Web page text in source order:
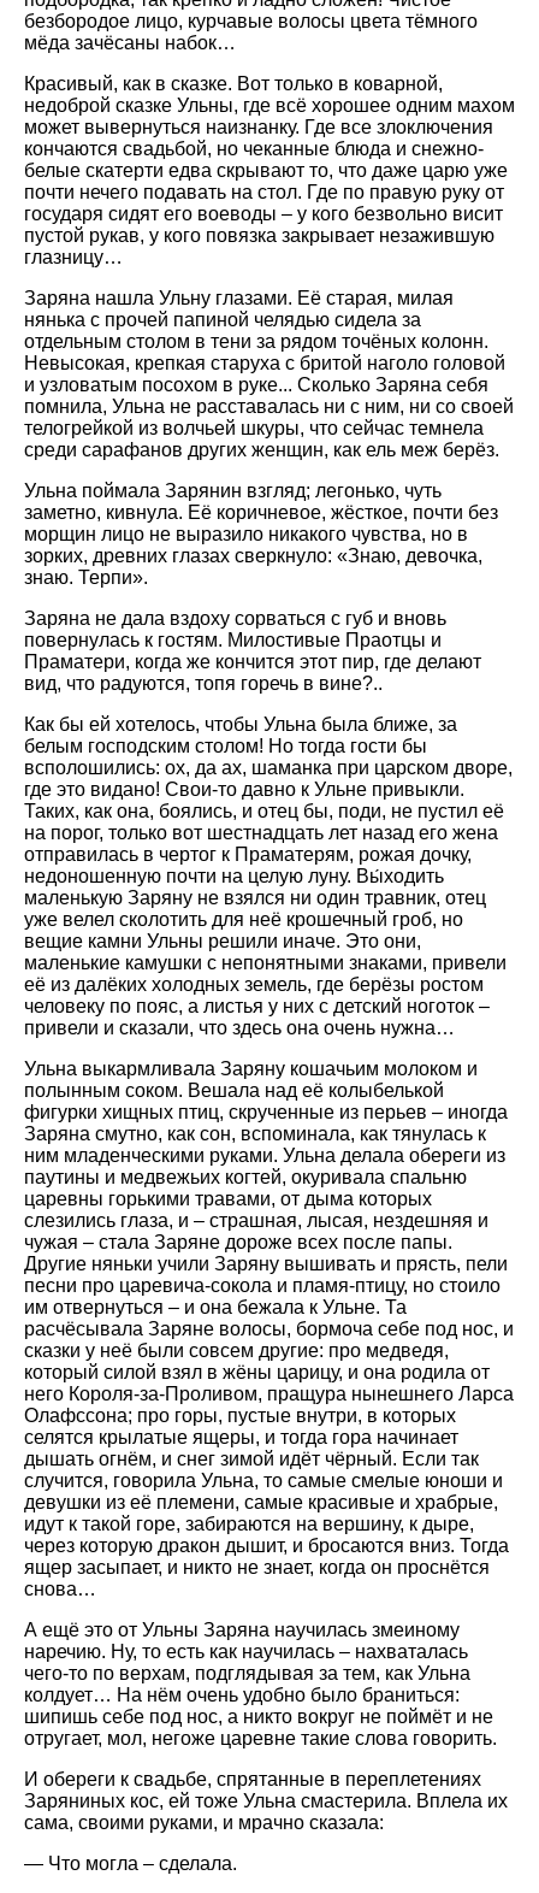
безбородое лицо, курчавые волосы цвета тёмного
мёда зачёсаны набок…
Красивый, как в сказке. Вот только в коварной,
недоброй сказке Ульны, где всё хорошее одним махом
может вывернуться наизнанку. Где все злоключения
кончаются свадьбой, но чеканные блюда и снежно-
белые скатерти едва скрывают то, что даже царю уже
почти нечего подавать на стол. Где по правую руку от
государя сидят его воеводы – у кого безвольно висит
пустой рукав, у кого повязка закрывает незажившую
глазницу…
Заряна нашла Ульну глазами. Её старая, милая
нянька с прочей папиной челядью сидела за
отдельным столом в тени за рядом точёных колонн.
Невысокая, крепкая старуха с бритой наголо головой
и узловатым посохом в руке... Сколько Заряна себя
помнила, Ульна не расставалась ни с ним, ни со своей
телогрейкой из волчьей шкуры, что сейчас темнела
среди сарафанов других женщин, как ель меж берёз.
Ульна поймала Зарянин взгляд; легонько, чуть
заметно, кивнула. Её коричневое, жёсткое, почти без
морщин лицо не выразило никакого чувства, но в
зорких, древних глазах сверкнуло: «Знаю, девочка,
знаю. Терпи».
Заряна не дала вздоху сорваться с губ и вновь
повернулась к гостям. Милостивые Праотцы и
Праматери, когда же кончится этот пир, где делают
вид, что радуются, топя горечь в вине?..
Как бы ей хотелось, чтобы Ульна была ближе, за
белым господским столом! Но тогда гости бы
всполошились: ох, да ах, шаманка при царском дворе,
где это видано! Свои-то давно к Ульне привыкли.
Таких, как она, боялись, и отец бы, поди, не пустил её
на порог, только вот шестнадцать лет назад его жена
отправилась в чертог к Праматерям, рожая дочку,
недоношенную почти на целую луну. Вы́ходить
маленькую Заряну не взялся ни один травник, отец
уже велел сколотить для неё крошечный гроб, но
вещие камни Ульны решили иначе. Это они,
маленькие камушки с непонятными знаками, привели
её из далёких холодных земель, где берёзы ростом
человеку по пояс, а листья у них с детский ноготок –
привели и сказали, что здесь она очень нужна…
Ульна выкармливала Заряну кошачьим молоком и
полынным соком. Вешала над её колыбелькой
фигурки хищных птиц, скрученные из перьев – иногда
Заряна смутно, как сон, вспоминала, как тянулась к
ним младенческими руками. Ульна делала обереги из
паутины и медвежьих когтей, окуривала спальню
царевны горькими травами, от дыма которых
слезились глаза, и – страшная, лысая, нездешняя и
чужая – стала Заряне дороже всех после папы.
Другие няньки учили Заряну вышивать и прясть, пели
песни про царевича-сокола и пламя-птицу, но стоило
им отвернуться – и она бежала к Ульне. Та
расчёсывала Заряне волосы, бормоча себе под нос, и
сказки у неё были совсем другие: про медведя,
который силой взял в жёны царицу, и она родила от
него Короля-за-Проливом, пращура нынешнего Ларса
Олафссона; про горы, пустые внутри, в которых
селятся крылатые ящеры, и тогда гора начинает
дышать огнём, и снег зимой идёт чёрный. Если так
случится, говорила Ульна, то самые смелые юноши и
девушки из её племени, самые красивые и храбрые,
идут к такой горе, забираются на вершину, к дыре,
через которую дракон дышит, и бросаются вниз. Тогда
ящер засыпает, и никто не знает, когда он проснётся
снова…
А ещё это от Ульны Заряна научилась змеиному
наречию. Ну, то есть как научилась – нахваталась
чего-то по верхам, подглядывая за тем, как Ульна
колдует… На нём очень удобно было браниться:
шипишь себе под нос, а никто вокруг не поймёт и не
отругает, мол, негоже царевне такие слова говорить.
И обереги к свадьбе, спрятанные в переплетениях
Заряниных кос, ей тоже Ульна смастерила. Вплела их
сама, своими руками, и мрачно сказала:
— Что могла – сделала.